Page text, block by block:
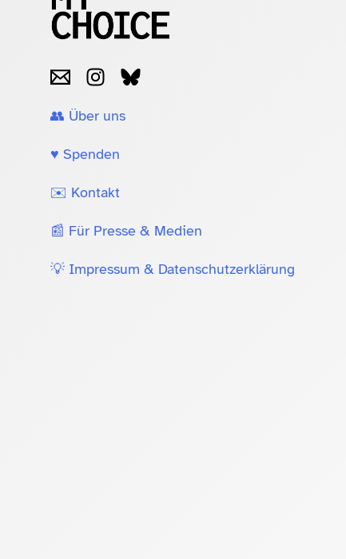
👥 Über uns
♥️ Spenden
✉️ Kontakt
📰 Für Presse & Medien
💡 Impressum & Datenschutzerklärung